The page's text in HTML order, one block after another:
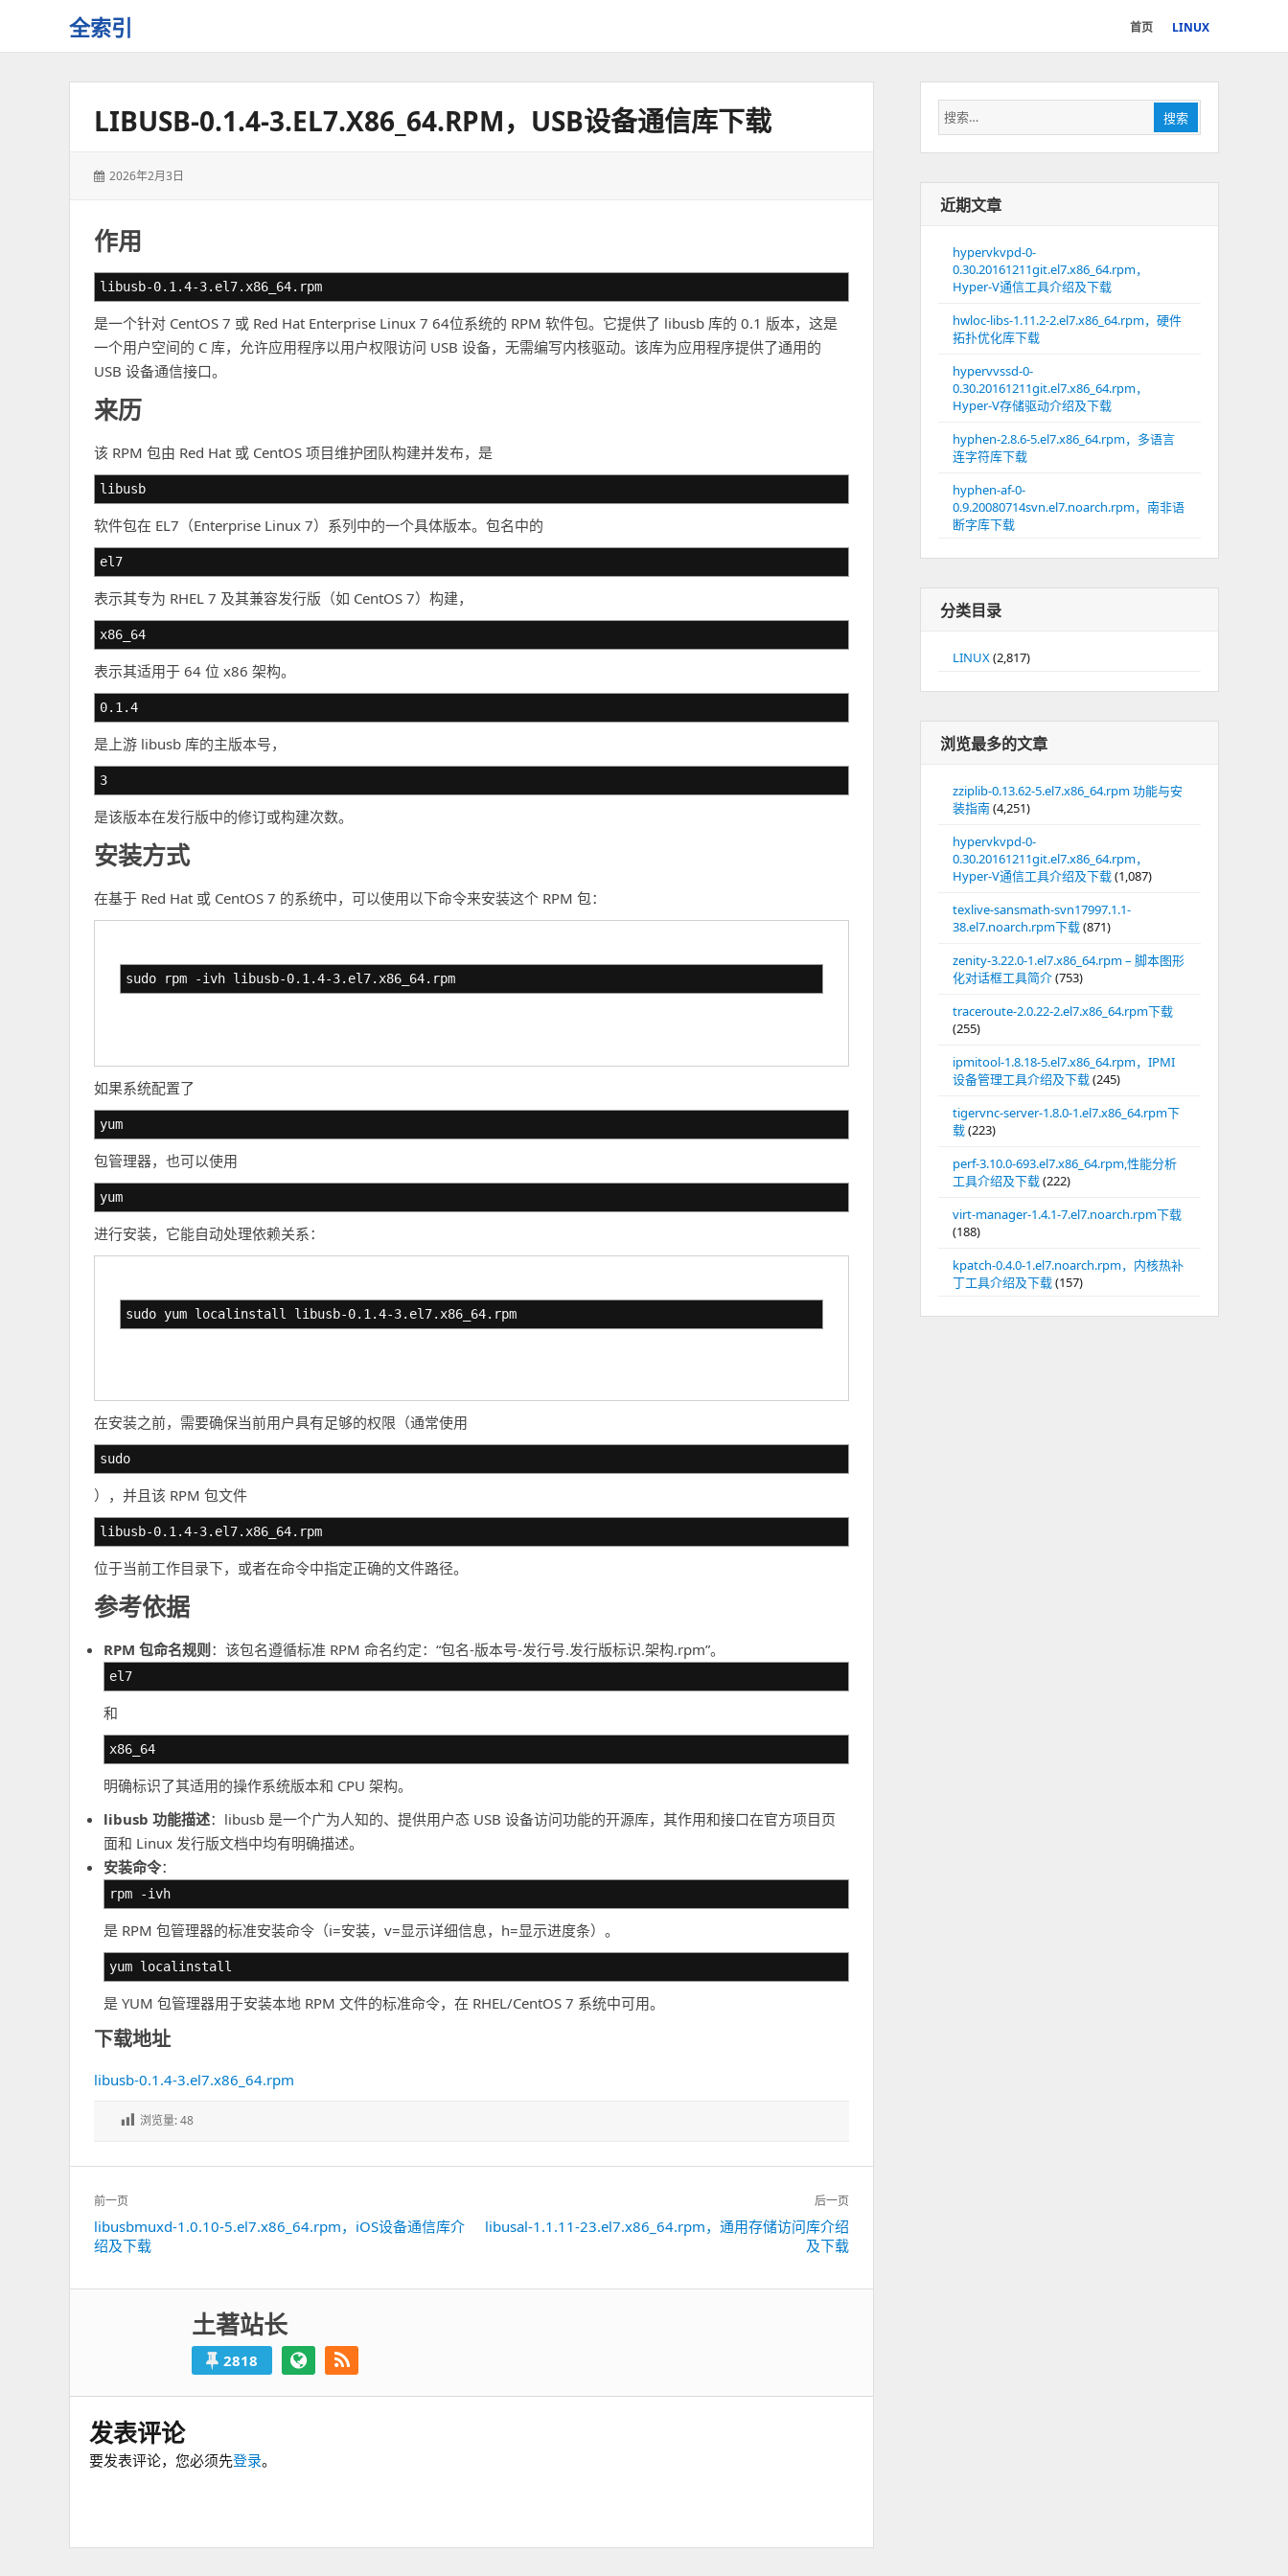
全索引
些
首页 LINUX
LIBUSB-0.1.4-3.EL7.X86_64.RPM，USB设备通信库下载
发
2026年2月3日
作用
libusb-0.1.4-3.el7.x86_64.rpm
是一个针对 CentOS 7 或 Red Hat Enterprise Linux 7 64位系统的 RPM 软件包。它提供了 libusb 库的 0.1 版本，这是
一个用户空间的 C 库，允许应用程序以用户权限访问 USB 设备，无需编写内核驱动。该库为应用程序提供了通用的
USB 设备通信接口。
来历
该 RPM 包由 Red Hat 或 CentOS 项目维护团队构建并发布，是
libusb
软件包在 EL7（Enterprise Linux 7）系列中的一个具体版本。包名中的
el7
表示其专为 RHEL 7 及其兼容发行版（如 CentOS 7）构建，
x86_64
表示其适用于 64 位 x86 架构。
0.1.4
是上游 libusb 库的主版本号，
3
是该版本在发行版中的修订或构建次数。
安装方式
在基于 Red Hat 或 CentOS 7 的系统中，可以使用以下命令来安装这个 RPM 包：
sudo rpm -ivh libusb-0.1.4-3.el7.x86_64.rpm
如果系统配置了
yum
包管理器，也可以使用
yum
进行安装，它能自动处理依赖关系：
sudo yum localinstall libusb-0.1.4-3.el7.x86_64.rpm
在安装之前，需要确保当前用户具有足够的权限（通常使用
sudo
），并且该 RPM 包文件
libusb-0.1.4-3.el7.x86_64.rpm
位于当前工作目录下，或者在命令中指定正确的文件路径。
参考依据
RPM 包命名规则 ：该包名遵循标准 RPM 命名约定：“包名-版本号-发行号.发行版标识.架构.rpm”。
el7
和
x86_64
明确标识了其适用的操作系统版本和 CPU 架构。
libusb 功能描述：libusb 是一个广为人知的、提供用户态 USB 设备访问功能的开源库，其作用和接口在官方项目页
面和 Linux 发行版文档中均有明确描述。
安装命令：
rpm -ivh
是 RPM 包管理器的标准安装命令（i=安装，v=显示详细信息，h=显示进度条）。
yum localinstall
是 YUM 包管理器用于安装本地 RPM 文件的标准命令，在 RHEL/CentOS 7 系统中可用。
下载地址
libusb-0.1.4-3.el7.x86_64.rpm
浏览量:48
文
章
导
前一页
上
一
libusbmuxd-1.0.10-5.el7.x86_64.rpm，iOS设备通信库介
绍及下载
后一页
libusal-1.1.11-23.el7.x86_64.rpm，通用存储访问库介绍
及下载
土著站长
2818
发表评论
要发表评论，您必须先登录。
搜
索：
搜索
近期文章
hypervkvpd-0-
0.30.20161211git.el7.x86_64.rpm，
Hyper-V通信工具介绍及下载
hwloc-libs-1.11.2-2.el7.x86_64.rpm，硬件
拓扑优化库下载
hypervvssd-0-
0.30.20161211git.el7.x86_64.rpm，
Hyper-V存储驱动介绍及下载
hyphen-2.8.6-5.el7.x86_64.rpm，多语言
连字符库下载
hyphen-af-0-
0.9.20080714svn.el7.noarch.rpm，南非语
断字库下载
分类目录
LINUX(2,817)
浏览最多的文章
zziplib-0.13.62-5.el7.x86_64.rpm 功能与安
装指南(4,251)
hypervkvpd-0-
0.30.20161211git.el7.x86_64.rpm，
Hyper-V通信工具介绍及下载(1,087)
texlive-sansmath-svn17997.1.1-
38.el7.noarch.rpm下载(871)
zenity-3.22.0-1.el7.x86_64.rpm – 脚本图形
化对话框工具简介(753)
traceroute-2.0.22-2.el7.x86_64.rpm下载
(255)
ipmitool-1.8.18-5.el7.x86_64.rpm，IPMI
设备管理工具介绍及下载(245)
tigervnc-server-1.8.0-1.el7.x86_64.rpm下
载(223)
perf-3.10.0-693.el7.x86_64.rpm,性能分析
工具介绍及下载(222)
virt-manager-1.4.1-7.el7.noarch.rpm下载
(188)
kpatch-0.4.0-1.el7.noarch.rpm，内核热补
丁工具介绍及下载(157)